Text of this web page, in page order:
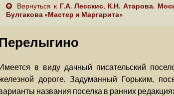
Вернуться к Г.А. Лесскис, К.Н. Атарова.
Булгакова «Мастер и Маргарита»
в виду дачный писательский
дороге. Задуманный Горьким,
названия поселка в ранних